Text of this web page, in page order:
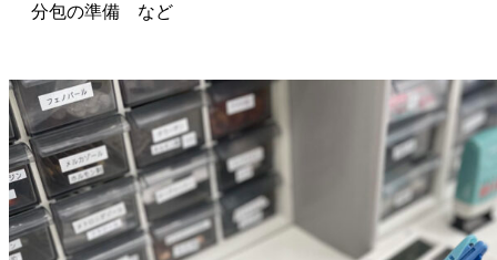
分包の準備 など